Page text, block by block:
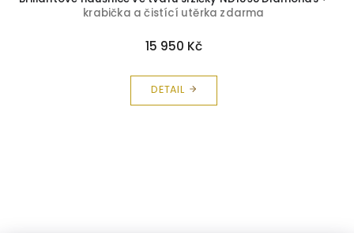
krabička a čistící utěrka zdarma
15 950 Kč
DETAIL